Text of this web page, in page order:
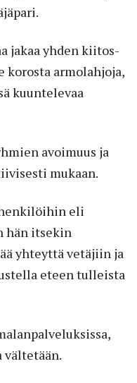
jakaa yhden kiitos-
korosta armolahjoja,
kuuntelevaa
avoimuus ja
mukaan.
eli
hän itsekin
yhteyttä vetäjiin ja
eteen tulleista